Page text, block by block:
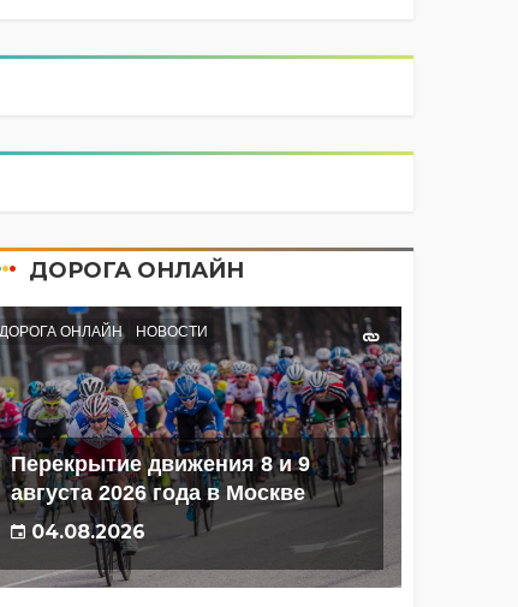
ДОРОГА ОНЛАЙН
ДОРОГА ОНЛАЙН НОВОСТИ
Перекрытие движения 8 и 9
августа 2026 года в Москве
04.08.2026